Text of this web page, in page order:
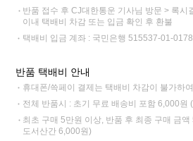
반품 접수 후 CJ대한통운 기사님 방문 > 록시
이내 택배비 차감 또는 입금 확인 후 환불
택배비 입금 계좌 : 국민은행 515537-01-
반품 택배비 안내
휴대폰/쓱페이 결제는 택배비 차감이 불가하
전체 반품시 : 초기 무료 배송비 포함 6,000원
최초 구매 5만원 이상, 반품 후 최종 구매 금
도서산간 6,000원)